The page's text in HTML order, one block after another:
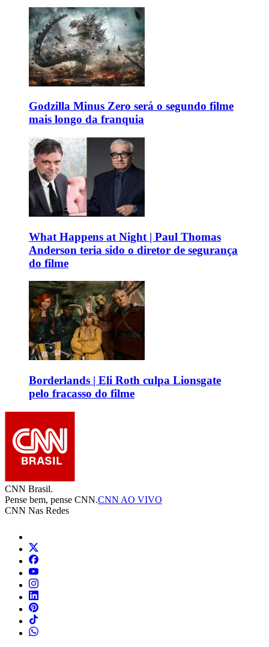
Godzilla Minus Zero será o segundo filme
mais longo da franquia
What Happens at Night | Paul Thomas
Anderson teria sido o diretor de segurança
do filme
Borderlands | Eli Roth culpa Lionsgate
pelo fracasso do filme
CNN Brasil.
Pense bem, pense CNN.CNN AO VIVO
CNN Nas Redes